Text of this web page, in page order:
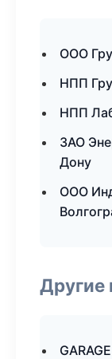
ООО
НПП
НПП
ЗАО
Дону
ООО
Другие